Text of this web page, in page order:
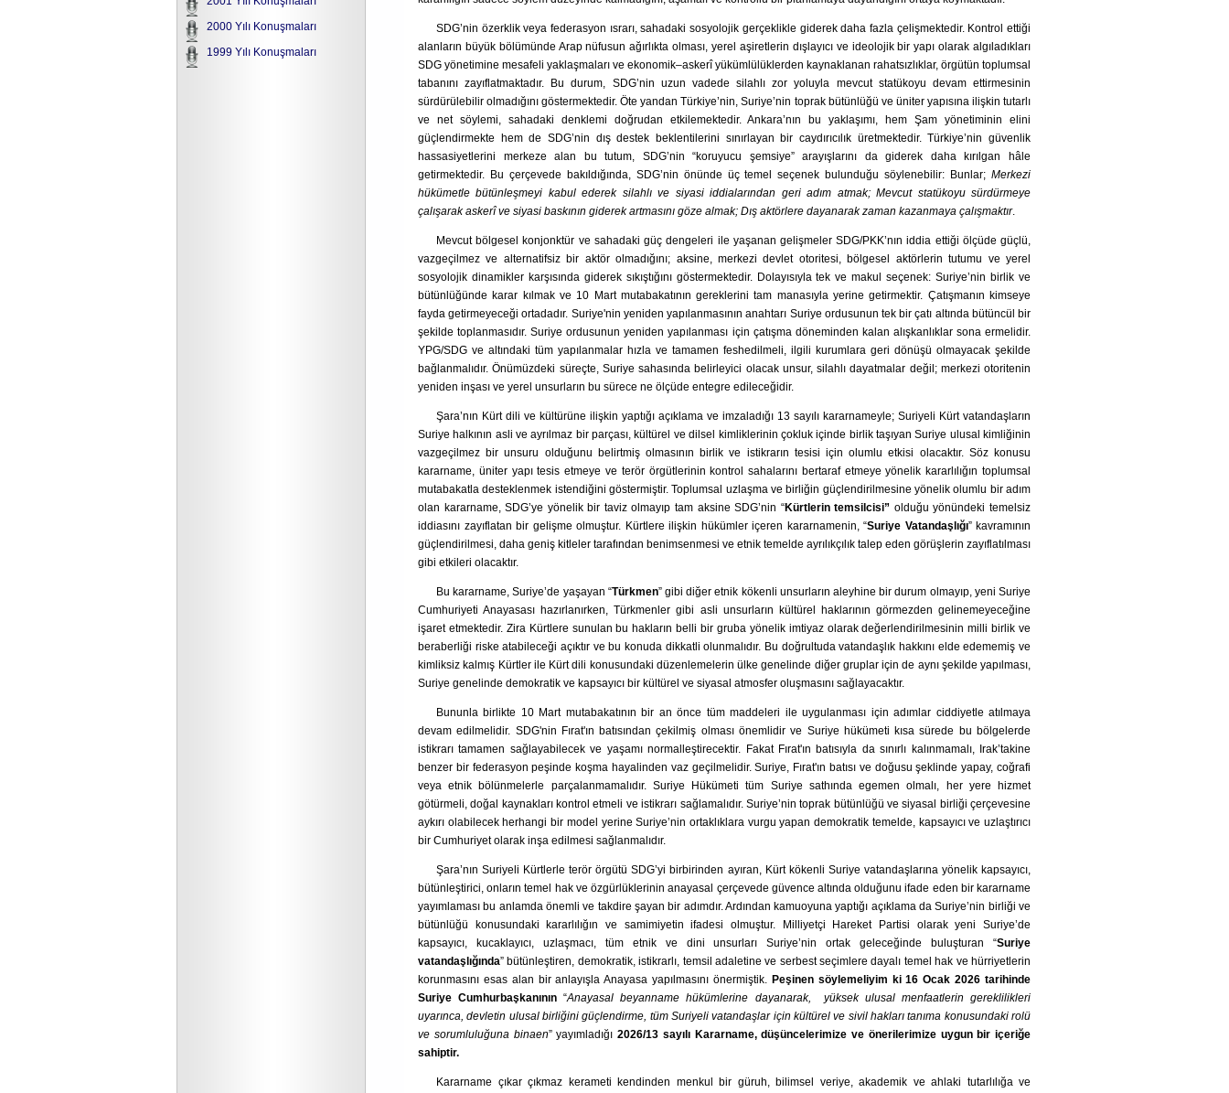
2000 Yılı Konuşmaları
1999 Yılı Konuşmaları
SDG’nin özerklik veya federasyon ısrarı, sahadaki sosyolojik gerçeklikle giderek daha fazla çelişmektedir. Kontrol ettiği
alanların büyük bölümünde Arap nüfusun ağırlıkta olması, yerel aşiretlerin dışlayıcı ve ideolojik bir yapı olarak algıladıkları
SDG yönetimine mesafeli yaklaşmaları ve ekonomik–askerî yükümlülüklerden kaynaklanan rahatsızlıklar, örgütün toplumsal
tabanını zayıflatmaktadır. Bu durum, SDG’nin uzun vadede silahlı zor yoluyla mevcut statükoyu devam ettirmesinin
sürdürülebilir olmadığını göstermektedir. Öte yandan Türkiye’nin, Suriye’nin toprak bütünlüğü ve üniter yapısına ilişkin tutarlı
ve net söylemi, sahadaki denklemi doğrudan etkilemektedir. Ankara’nın bu yaklaşımı, hem Şam yönetiminin elini
güçlendirmekte hem de SDG’nin dış destek beklentilerini sınırlayan bir caydırıcılık üretmektedir. Türkiye’nin güvenlik
hassasiyetlerini merkeze alan bu tutum, SDG’nin “koruyucu şemsiye” arayışlarını da giderek daha kırılgan hâle
getirmektedir. Bu çerçevede bakıldığında, SDG’nin önünde üç temel seçenek bulunduğu söylenebilir: Bunlar; Merkezi
hükümetle bütünleşmeyi kabul ederek silahlı ve siyasi iddialarından geri adım atmak; Mevcut statükoyu sürdürmeye
çalışarak askerî ve siyasi baskının giderek artmasını göze almak; Dış aktörlere dayanarak zaman kazanmaya çalışmaktır.
Mevcut bölgesel konjonktür ve sahadaki güç dengeleri ile yaşanan gelişmeler SDG/PKK’nın iddia ettiği ölçüde güçlü,
vazgeçilmez ve alternatifsiz bir aktör olmadığını; aksine, merkezi devlet otoritesi, bölgesel aktörlerin tutumu ve yerel
sosyolojik dinamikler karşısında giderek sıkıştığını göstermektedir. Dolayısıyla tek ve makul seçenek: Suriye’nin birlik ve
bütünlüğünde karar kılmak ve 10 Mart mutabakatının gereklerini tam manasıyla yerine getirmektir. Çatışmanın kimseye
fayda getirmeyeceği ortadadır. Suriye'nin yeniden yapılanmasının anahtarı Suriye ordusunun tek bir çatı altında bütüncül bir
şekilde toplanmasıdır. Suriye ordusunun yeniden yapılanması için çatışma döneminden kalan alışkanlıklar sona ermelidir.
YPG/SDG ve altındaki tüm yapılanmalar hızla ve tamamen feshedilmeli, ilgili kurumlara geri dönüşü olmayacak şekilde
bağlanmalıdır. Önümüzdeki süreçte, Suriye sahasında belirleyici olacak unsur, silahlı dayatmalar değil; merkezi otoritenin
yeniden inşası ve yerel unsurların bu sürece ne ölçüde entegre edileceğidir.
Şara’nın Kürt dili ve kültürüne ilişkin yaptığı açıklama ve imzaladığı 13 sayılı kararnameyle; Suriyeli Kürt vatandaşların
Suriye halkının asli ve ayrılmaz bir parçası, kültürel ve dilsel kimliklerinin çokluk içinde birlik taşıyan Suriye ulusal kimliğinin
vazgeçilmez bir unsuru olduğunu belirtmiş olmasının birlik ve istikrarın tesisi için olumlu etkisi olacaktır. Söz konusu
kararname, üniter yapı tesis etmeye ve terör örgütlerinin kontrol sahalarını bertaraf etmeye yönelik kararlılığın toplumsal
mutabakatla desteklenmek istendiğini göstermiştir. Toplumsal uzlaşma ve birliğin güçlendirilmesine yönelik olumlu bir adım
olan kararname, SDG’ye yönelik bir taviz olmayıp tam aksine SDG’nin “Kürtlerin temsilcisi” olduğu yönündeki temelsiz
iddiasını zayıflatan bir gelişme olmuştur. Kürtlere ilişkin hükümler içeren kararnamenin, “Suriye Vatandaşlığı” kavramının
güçlendirilmesi, daha geniş kitleler tarafından benimsenmesi ve etnik temelde ayrılıkçılık talep eden görüşlerin zayıflatılması
gibi etkileri olacaktır.
Bu kararname, Suriye’de yaşayan “Türkmen” gibi diğer etnik kökenli unsurların aleyhine bir durum olmayıp, yeni Suriye
Cumhuriyeti Anayasası hazırlanırken, Türkmenler gibi asli unsurların kültürel haklarının görmezden gelinemeyeceğine
işaret etmektedir. Zira Kürtlere sunulan bu hakların belli bir gruba yönelik imtiyaz olarak değerlendirilmesinin milli birlik ve
beraberliği riske atabileceği açıktır ve bu konuda dikkatli olunmalıdır. Bu doğrultuda vatandaşlık hakkını elde edememiş ve
kimliksiz kalmış Kürtler ile Kürt dili konusundaki düzenlemelerin ülke genelinde diğer gruplar için de aynı şekilde yapılması,
Suriye genelinde demokratik ve kapsayıcı bir kültürel ve siyasal atmosfer oluşmasını sağlayacaktır.
Bununla birlikte 10 Mart mutabakatının bir an önce tüm maddeleri ile uygulanması için adımlar ciddiyetle atılmaya
devam edilmelidir. SDG'nin Fırat'ın batısından çekilmiş olması önemlidir ve Suriye hükümeti kısa sürede bu bölgelerde
istikrarı tamamen sağlayabilecek ve yaşamı normalleştirecektir. Fakat Fırat'ın batısıyla da sınırlı kalınmamalı, Irak’takine
benzer bir federasyon peşinde koşma hayalinden vaz geçilmelidir. Suriye, Fırat'ın batısı ve doğusu şeklinde yapay, coğrafi
veya etnik bölünmelerle parçalanmamalıdır. Suriye Hükümeti tüm Suriye sathında egemen olmalı, her yere hizmet
götürmeli, doğal kaynakları kontrol etmeli ve istikrarı sağlamalıdır. Suriye’nin toprak bütünlüğü ve siyasal birliği çerçevesine
aykırı olabilecek herhangi bir model yerine Suriye’nin ortaklıklara vurgu yapan demokratik temelde, kapsayıcı ve uzlaştırıcı
bir Cumhuriyet olarak inşa edilmesi sağlanmalıdır.
Şara’nın Suriyeli Kürtlerle terör örgütü SDG’yi birbirinden ayıran, Kürt kökenli Suriye vatandaşlarına yönelik kapsayıcı,
bütünleştirici, onların temel hak ve özgürlüklerinin anayasal çerçevede güvence altında olduğunu ifade eden bir kararname
yayımlaması bu anlamda önemli ve takdire şayan bir adımdır. Ardından kamuoyuna yaptığı açıklama da Suriye’nin birliği ve
bütünlüğü konusundaki kararlılığın ve samimiyetin ifadesi olmuştur. Milliyetçi Hareket Partisi olarak yeni Suriye’de
kapsayıcı, kucaklayıcı, uzlaşmacı, tüm etnik ve dini unsurları Suriye’nin ortak geleceğinde buluşturan “Suriye
vatandaşlığında” bütünleştiren, demokratik, istikrarlı, temsil adaletine ve serbest seçimlere dayalı temel hak ve hürriyetlerin
korunmasını esas alan bir anlayışla Anayasa yapılmasını önermiştik. Peşinen söylemeliyim ki 16 Ocak 2026 tarihinde
Suriye Cumhurbaşkanının“Anayasal beyanname hükümlerine dayanarak, yüksek ulusal menfaatlerin gereklilikleri
uyarınca, devletin ulusal birliğini güçlendirme, tüm Suriyeli vatandaşlar için kültürel ve sivil hakları tanıma konusundaki rolü
ve sorumluluğuna binaen” yayımladığı 2026/13 sayılı Kararname, düşüncelerimize ve önerilerimize uygun bir içeriğe
sahiptir.
Kararname çıkar çıkmaz kerameti kendinden menkul bir güruh, bilimsel veriye, akademik ve ahlaki tutarlılığa ve